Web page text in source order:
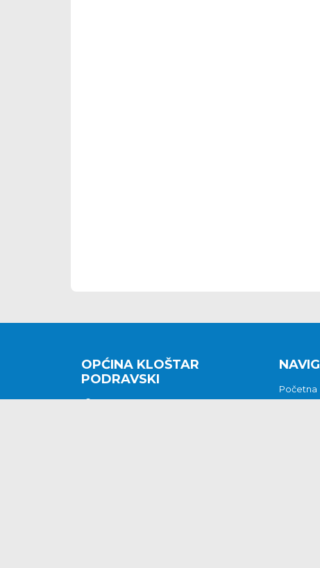
OPĆINA KLOŠTAR
PODRAVSKI
Početna